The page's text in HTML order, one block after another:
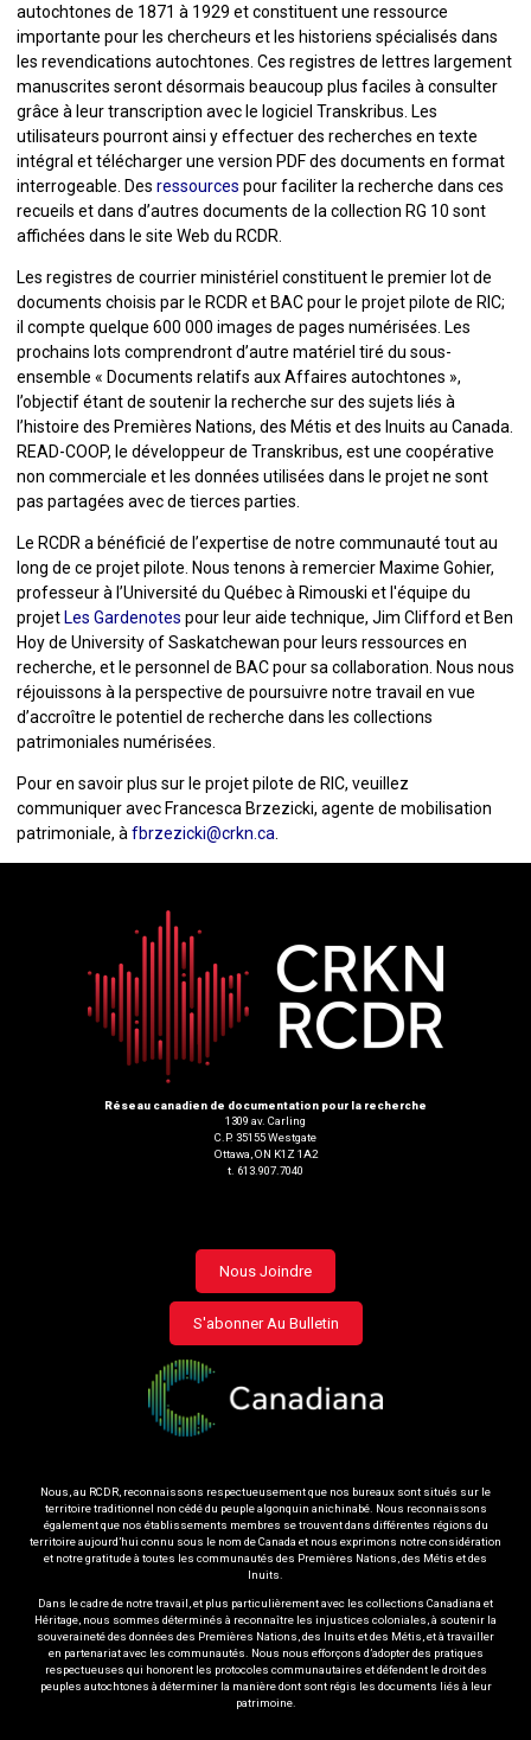
autochtones de 1871 à 1929 et constituent une ressource
importante pour les chercheurs et les historiens spécialisés dans
les revendications autochtones. Ces registres de lettres largement
manuscrites seront désormais beaucoup plus faciles à consulter
grâce à leur transcription avec le logiciel Transkribus. Les
utilisateurs pourront ainsi y effectuer des recherches en texte
intégral et télécharger une version PDF des documents en format
interrogeable. Des ressources pour faciliter la recherche dans ces
recueils et dans d’autres documents de la collection RG 10 sont
affichées dans le site Web du RCDR.
Les registres de courrier ministériel constituent le premier lot de
documents choisis par le RCDR et BAC pour le projet pilote de RIC;
il compte quelque 600 000 images de pages numérisées. Les
prochains lots comprendront d’autre matériel tiré du sous-
ensemble « Documents relatifs aux Affaires autochtones »,
l’objectif étant de soutenir la recherche sur des sujets liés à
l’histoire des Premières Nations, des Métis et des Inuits au Canada.
READ-COOP, le développeur de Transkribus, est une coopérative
non commerciale et les données utilisées dans le projet ne sont
pas partagées avec de tierces parties.
Le RCDR a bénéficié de l’expertise de notre communauté tout au
long de ce projet pilote. Nous tenons à remercier Maxime Gohier,
professeur à l’Université du Québec à Rimouski et l'équipe du
projet Les Gardenotes pour leur aide technique, Jim Clifford et Ben
Hoy de University of Saskatchewan pour leurs ressources en
recherche, et le personnel de BAC pour sa collaboration. Nous nous
réjouissons à la perspective de poursuivre notre travail en vue
d’accroître le potentiel de recherche dans les collections
patrimoniales numérisées.
Pour en savoir plus sur le projet pilote de RIC, veuillez
communiquer avec Francesca Brzezicki, agente de mobilisation
patrimoniale, à fbrzezicki@crkn.ca
Réseau canadien de documentation pour la recherche
1309 av. Carling
C.P. 35155 Westgate
Ottawa, ON K1Z 1A2
t. 613.907.7040
Footer
menu
Nous Joindre
S'abonner Au Bulletin
Nous, au RCDR, reconnaissons respectueusement que nos bureaux sont situés sur le
territoire traditionnel non cédé du peuple algonquin anichinabé. Nous reconnaissons
également que nos établissements membres se trouvent dans différentes régions du
territoire aujourd’hui connu sous le nom de Canada et nous exprimons notre considération
et notre gratitude à toutes les communautés des Premières Nations, des Métis et des
Inuits.
Dans le cadre de notre travail, et plus particulièrement avec les collections Canadiana et
Héritage, nous sommes déterminés à reconnaître les injustices coloniales, à soutenir la
souveraineté des données des Premières Nations, des Inuits et des Métis, et à travailler
en partenariat avec les communautés. Nous nous efforçons d’adopter des pratiques
respectueuses qui honorent les protocoles communautaires et défendent le droit des
peuples autochtones à déterminer la manière dont sont régis les documents liés à leur
patrimoine.